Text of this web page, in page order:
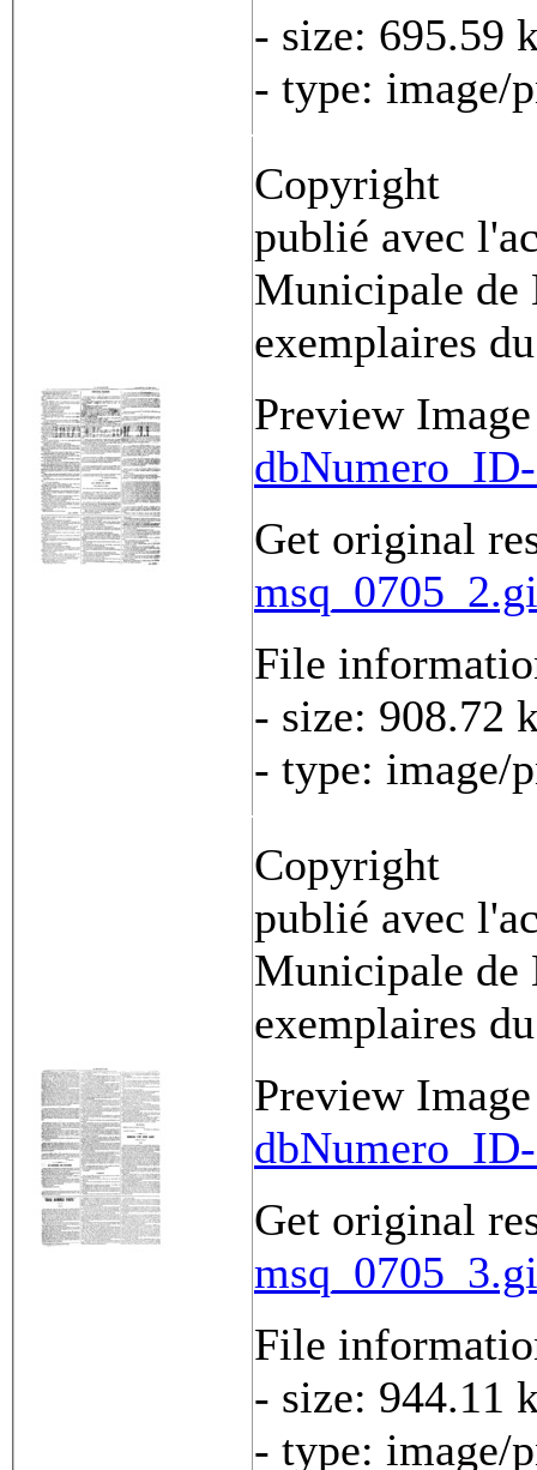
- size: 695.59
- type: image/
Copyright
publié avec
Municipale de
exemplaires
Preview Image
Get original
File
- size: 908.72
- type: image/
Copyright
publié avec
Municipale de
exemplaires
Preview Image
Get original
File
- size: 944.11
- type: image/